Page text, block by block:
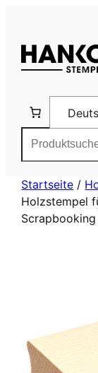
springen
Startseite /
Holzstempel